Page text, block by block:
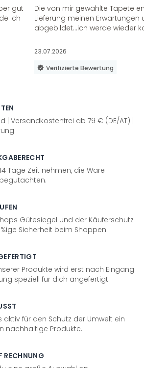
gut
ich
Die von mir gewählte Tapete
Lieferung meinen Erwartungen
abgebildet...ich werde wieder
23.07.2026
Verifizierte Bewertung
| Versandkostenfrei ab 79 € (DE/AT) |
Tage Zeit nehmen, die Ware
Gütesiegel und der Käuferschutz
Sicherheit beim Shoppen.
Produkte wird erst nach Eingang
speziell für dich angefertigt.
aktiv für den Schutz der Umwelt ein
nachhaltige Produkte.
RECHNUNG